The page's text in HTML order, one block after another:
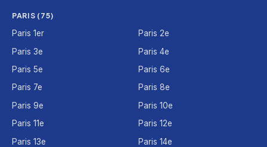
PARIS (75)
Paris 1er
Paris 2e
Paris 3e
Paris 4e
Paris 5e
Paris 6e
Paris 7e
Paris 8e
Paris 9e
Paris 10e
Paris 11e
Paris 12e
Paris 13e
Paris 14e